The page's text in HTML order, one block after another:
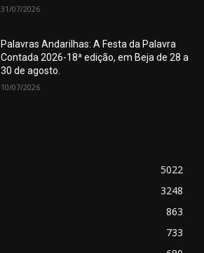
31/07/2026
Palavras Andarilhas: A Festa da Palavra
Contada 2026-18ª edição, em Beja de 28 a
30 de agosto.
10/07/2026
5022
3248
863
733